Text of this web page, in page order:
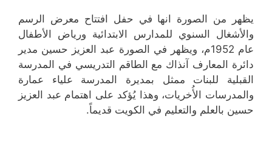
يظهر من الصورة انها في حفل افتتاح معرض الرسم
والأشغال السنوي للمدارس الابتدائية ورياض الأطفال
عام 1952م، ويظهر في الصورة عبد العزيز حسين مدير
دائرة المعارف آنذاك مع الطاقم التدريسي في المدرسة
القبلية للبنات ممثل بمديرة المدرسة علياء عمارة
والمدرسات الأُخريات، وهذا يُؤكد على اهتمام عبد العزيز
حسين بالعلم والتعليم في الكويت قديماً.